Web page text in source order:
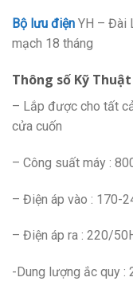
Bộ lưu điện YH – Đài
mạch 18 tháng
Thông số Kỹ
– Lắp được cho tất
cửa cuốn
– Công suất máy :
– Điện áp vào : 170-
– Điện áp ra : 220/
-Dung lượng ắc quy :